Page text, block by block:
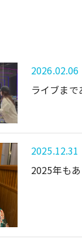
2026.02.06
ライブまで
2025.12.31
2025年も